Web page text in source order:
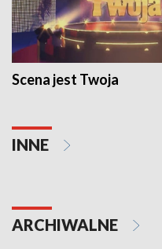
Scena jest Twoja
INNE
ARCHIWALNE